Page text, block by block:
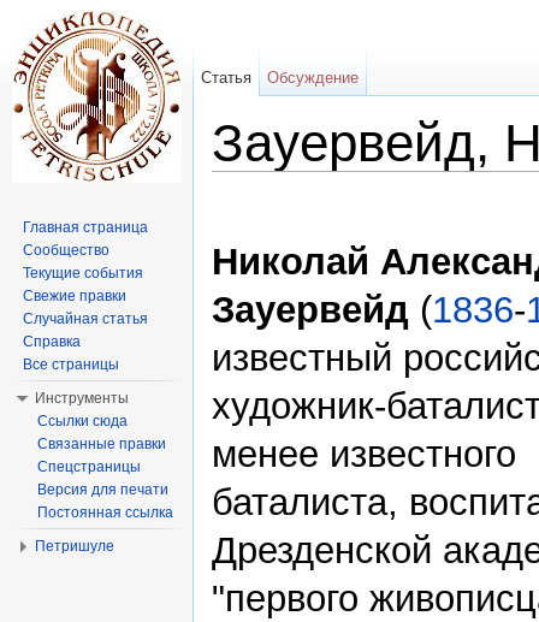
Зауервейд,
Николай
Зауервейд (1836-
известный
художник-
менее известного
баталиста,
Дрезденской
"первого
Статья Обсуждение
Главная страница
Сообщество
Текущие события
Свежие правки
Случайная статья
Справка
Все страницы
Инструменты
Ссылки сюда
Связанные правки
Спецстраницы
Версия для печати
Постоянная ссылка
Петришуле